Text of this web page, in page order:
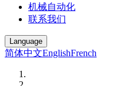
机械自动化
联系我们
Language
简体中文EnglishFrench